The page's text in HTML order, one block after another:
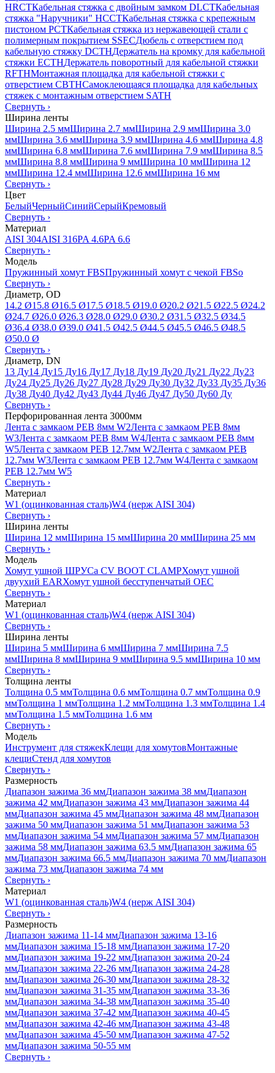
HRCTКабельная стяжка с двойным замком DLCTКабельная
стяжка "Наручники" HCCTКабельная стяжка с крепежным
пистоном PCTКабельная стяжка из нержавеющей стали с
полимерным покрытием SSECДюбель с отверстием под
кабельную стяжку DCTHДержатель на кромку для кабельной
стяжки ECTHДержатель поворотный для кабельной стяжки
RFTHМонтажная площадка для кабельной стяжки с
отверстием CBTHСамоклеющаяся площадка для кабельных
стяжек с монтажным отверстием SATH
Свернуть ›
Ширина ленты
Ширина 2.5 ммШирина 2.7 ммШирина 2.9 ммШирина 3.0
ммШирина 3.6 ммШирина 3.9 ммШирина 4.6 ммШирина 4.8
ммШирина 6.8 ммШирина 7.6 ммШирина 7.9 ммШирина 8.5
ммШирина 8.8 ммШирина 9 ммШирина 10 ммШирина 12
ммШирина 12.4 ммШирина 12.6 ммШирина 16 мм
Свернуть ›
Цвет
БелыйЧерныйСинийСерыйКремовый
Свернуть ›
Материал
AISI 304AISI 316PA 4.6PA 6.6
Свернуть ›
Модель
Пружинный хомут FBSПружинный хомут с чекой FBSo
Свернуть ›
Диаметр, OD
14.2 Ø15.8 Ø16.5 Ø17.5 Ø18.5 Ø19.0 Ø20.2 Ø21.5 Ø22.5 Ø24.2
Ø24.7 Ø26.0 Ø26.3 Ø28.0 Ø29.0 Ø30.2 Ø31.5 Ø32.5 Ø34.5
Ø36.4 Ø38.0 Ø39.0 Ø41.5 Ø42.5 Ø44.5 Ø45.5 Ø46.5 Ø48.5
Ø50.0 Ø
Свернуть ›
Диаметр, DN
13 Ду14 Ду15 Ду16 Ду17 Ду18 Ду19 Ду20 Ду21 Ду22 Ду23
Ду24 Ду25 Ду26 Ду27 Ду28 Ду29 Ду30 Ду32 Ду33 Ду35 Ду36
Ду38 Ду40 Ду42 Ду43 Ду44 Ду46 Ду47 Ду50 Ду60 Ду
Свернуть ›
Перфорированная лента 3000мм
Лента с замкаом PEB 8мм W2Лента с замкаом PEB 8мм
W3Лента с замкаом PEB 8мм W4Лента с замкаом PEB 8мм
W5Лента с замкаом PEB 12.7мм W2Лента с замкаом PEB
12.7мм W3Лента с замкаом PEB 12.7мм W4Лента с замкаом
PEB 12.7мм W5
Свернуть ›
Материал
W1 (оцинкованная сталь)W4 (нерж AISI 304)
Свернуть ›
Ширина ленты
Ширина 12 ммШирина 15 ммШирина 20 ммШирина 25 мм
Свернуть ›
Модель
Хомут ушной ШРУСа CV BOOT CLAMPХомут ушной
двуухий EARХомут ушной бесступенчатый OEC
Свернуть ›
Материал
W1 (оцинкованная сталь)W4 (нерж AISI 304)
Свернуть ›
Ширина ленты
Ширина 5 ммШирина 6 ммШирина 7 ммШирина 7.5
ммШирина 8 ммШирина 9 ммШирина 9.5 ммШирина 10 мм
Свернуть ›
Толщина ленты
Толщина 0.5 ммТолщина 0.6 ммТолщина 0.7 ммТолщина 0.9
ммТолщина 1 ммТолщина 1.2 ммТолщина 1.3 ммТолщина 1.4
ммТолщина 1.5 ммТолщина 1.6 мм
Свернуть ›
Модель
Инструмент для стяжекКлещи для хомутовМонтажные
клещиСтенд для хомутов
Свернуть ›
Размерность
Диапазон зажима 36 ммДиапазон зажима 38 ммДиапазон
зажима 42 ммДиапазон зажима 43 ммДиапазон зажима 44
ммДиапазон зажима 45 ммДиапазон зажима 48 ммДиапазон
зажима 50 ммДиапазон зажима 51 ммДиапазон зажима 53
ммДиапазон зажима 54 ммДиапазон зажима 57 ммДиапазон
зажима 58 ммДиапазон зажима 63.5 ммДиапазон зажима 65
ммДиапазон зажима 66.5 ммДиапазон зажима 70 ммДиапазон
зажима 73 ммДиапазон зажима 74 мм
Свернуть ›
Материал
W1 (оцинкованная сталь)W4 (нерж AISI 304)
Свернуть ›
Размерность
Диапазон зажима 11-14 ммДиапазон зажима 13-16
ммДиапазон зажима 15-18 ммДиапазон зажима 17-20
ммДиапазон зажима 19-22 ммДиапазон зажима 20-24
ммДиапазон зажима 22-26 ммДиапазон зажима 24-28
ммДиапазон зажима 26-30 ммДиапазон зажима 28-32
ммДиапазон зажима 31-35 ммДиапазон зажима 33-36
ммДиапазон зажима 34-38 ммДиапазон зажима 35-40
ммДиапазон зажима 37-42 ммДиапазон зажима 40-45
ммДиапазон зажима 42-46 ммДиапазон зажима 43-48
ммДиапазон зажима 45-50 ммДиапазон зажима 47-52
ммДиапазон зажима 50-55 мм
Свернуть ›